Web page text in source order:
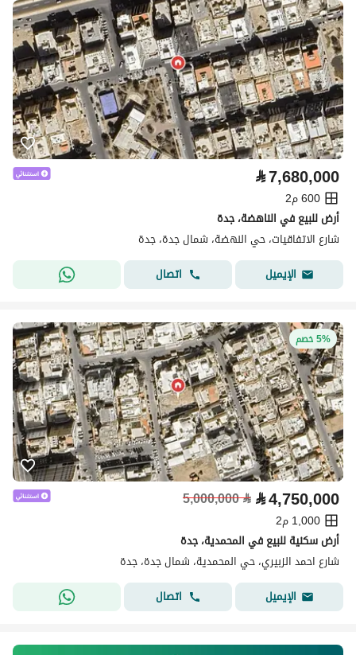
⃁7,680,000
600 م2
أرض للبيع في الناهضة، جدة
شارع الاتفاقيات، حي النهضة، شمال جدة، جدة
الإيميل
اتصال
5% خصم
⃁4,750,000
⃁
5,000,000
1,000 م2
أرض سكنية للبيع في المحمدية، جدة
شارع احمد الزبيري، حي المحمدية، شمال جدة، جدة
الإيميل
اتصال